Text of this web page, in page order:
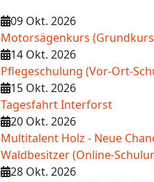
09 Okt. 2026
Motorsägenkurs
14 Okt. 2026
Pflegeschulung (Vor-Ort-
15 Okt. 2026
Tagesfahrt Interforst
20 Okt. 2026
Multitalent Holz - Neue
Waldbesitzer (Online-
28 Okt. 2026